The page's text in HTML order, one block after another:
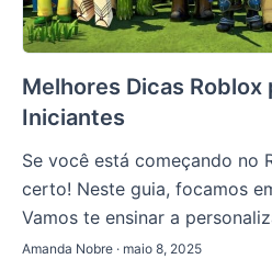
Melhores Dicas Roblox
Iniciantes
Se você está começando no
certo! Neste guia, focamos
Vamos te ensinar a
Amanda Nobre · maio 8, 2025